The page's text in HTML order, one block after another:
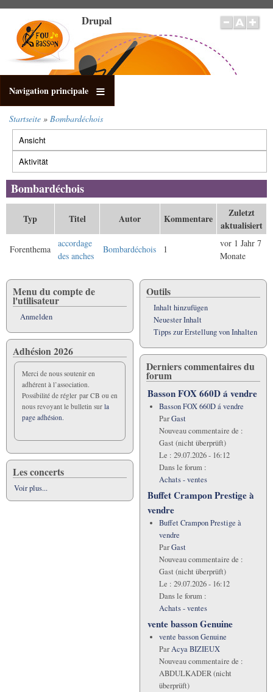
Inhalt
Drupal
Navigation principale
Pfadnavigation
Startseite Bombardéchois
Primäre
Reiter
Ansicht
Aktivität
Reiter)
Bombardéchois
Typ Titel Autor Kommentare
Zuletzt
aktualisiert
Forenthema
accordage
des anches
Bombardéchois 1
vor 1 Jahr 7
Monate
Menu du compte de
l'utilisateur
Anmelden
Adhésion 2026
Merci de nous soutenir en
adhérent à l’association.
Possibilité de régler par CB ou en
nous revoyant le bulletin sur la
page adhésion.
Les concerts
Voir plus...
Outils
Inhalt hinzufügen
Neuester Inhalt
Tipps zur Erstellung von Inhalten
Derniers commentaires du
forum
Basson FOX 660D á vendre
Basson FOX 660D á vendre
ParGast
Nouveau commentaire de :
Gast (nicht überprüft)
Le : 29.07.2026 - 16:12
Dans le forum :
Achats - ventes
Buffet Crampon Prestige à
vendre
Buffet Crampon Prestige à
vendre
ParGast
Nouveau commentaire de :
Gast (nicht überprüft)
Le : 29.07.2026 - 16:12
Dans le forum :
Achats - ventes
vente basson Genuine
vente basson Genuine
ParAcya BIZIEUX
Nouveau commentaire de :
ABDULKADER (nicht
überprüft)